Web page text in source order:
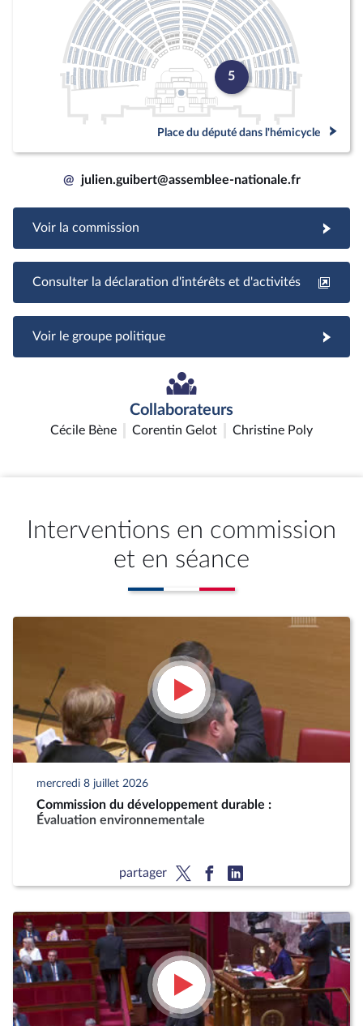
5
Place du député dans l'hémicycle
@ julien.guibert@assemblee-nationale.fr
Voir la commission
Consulter la déclaration d'intérêts et d'activités
Voir le groupe politique
Collaborateurs
Cécile Bène Corentin Gelot Christine Poly
Interventions en commission
et en séance
mercredi 8 juillet 2026
Commission du développement durable :
Évaluation environnementale
partager